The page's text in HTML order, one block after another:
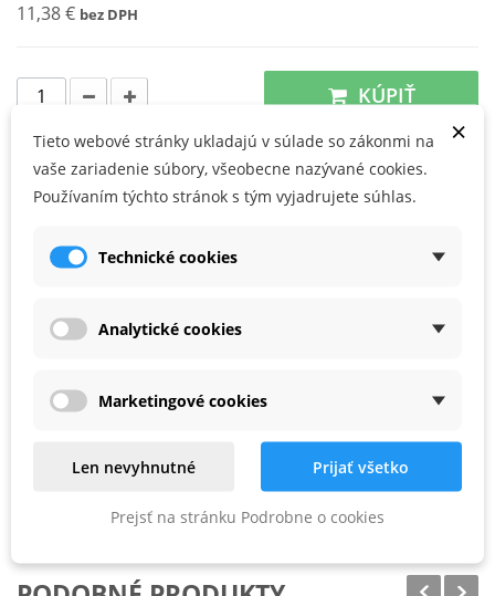
11,38 € bez DPH
KÚPIŤ
Používateľské prednosti
Bezpečné a beznárazové brúsenie
na šetrné brúsenie pozdĺž okeníc, rámov a výplní
na ochranu brúsnej pätky a obrobku
×
Tieto webové stránky ukladajú v súlade so zákonmi na
vaše zariadenie súbory, všeobecne nazývané cookies.
Používaním týchto stránok s tým vyjadrujete súhlas.
Technické cookies
Analytické cookies
Marketingové cookies
Len nevyhnutné Prijať všetko
Prejsť na stránku Podrobne o cookies